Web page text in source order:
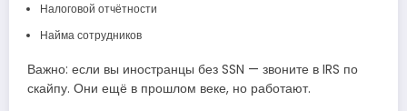
Налоговой отчётности
Найма сотрудников
Важно: если вы иностранцы без SSN — звоните в IRS по
скайпу. Они ещё в прошлом веке, но работают.